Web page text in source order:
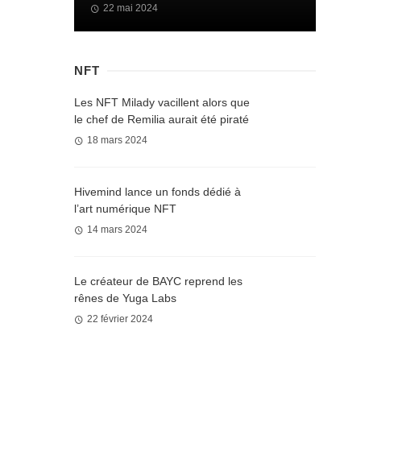
22 mai 2024
NFT
Les NFT Milady vacillent alors que
le chef de Remilia aurait été piraté
18 mars 2024
Hivemind lance un fonds dédié à
l’art numérique NFT
14 mars 2024
Le créateur de BAYC reprend les
rênes de Yuga Labs
22 février 2024